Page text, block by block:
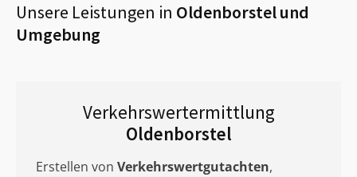
Unsere Leistungen in Oldenborstelund
Umgebung
Verkehrswertermittlung
Oldenborstel
Erstellen von Verkehrswertgutachten,